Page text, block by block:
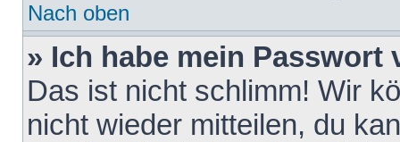
Nach oben
» Ich habe mein Passwort
Das ist nicht schlimm! Wir
nicht wieder mitteilen, du